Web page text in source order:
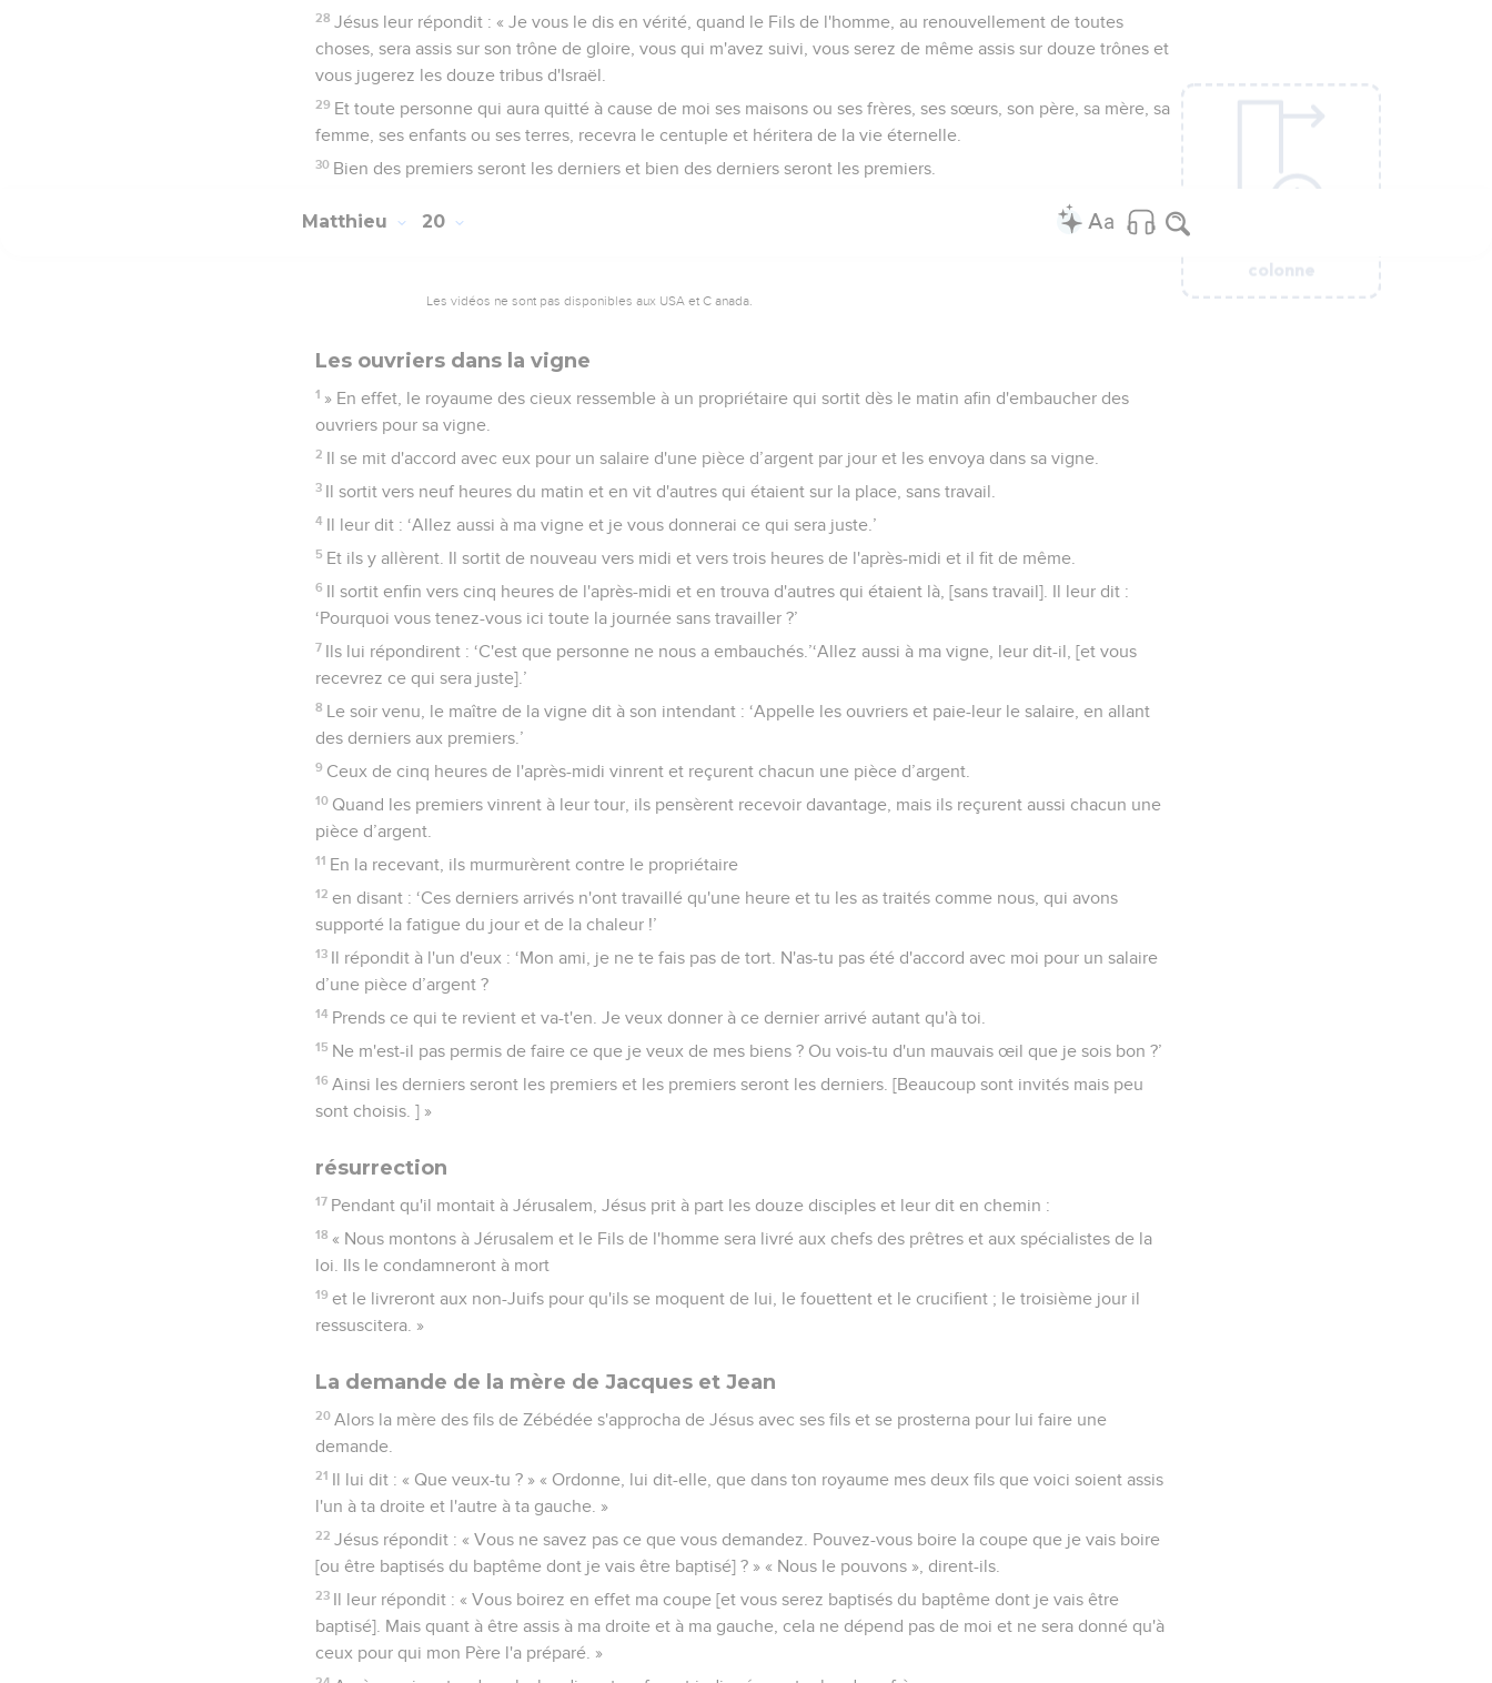
colonne
28 Jésus leur répondit : « Je vous le dis en vérité, quand le Fils de l'homme, au renouvellement de toutes
choses, sera assis sur son trône de gloire, vous qui m'avez suivi, vous serez de même assis sur douze trônes et
vous jugerez les douze tribus d'Israël.
29 Et toute personne qui aura quitté à cause de moi ses maisons ou ses frères, ses sœurs, son père, sa mère, sa
femme, ses enfants ou ses terres, recevra le centuple et héritera de la vie éternelle.
30 Bien des premiers seront les derniers et bien des derniers seront les premiers.
colonne
Matthieu 20
Les vidéos ne sont pas disponibles aux USA et C anada.
Les ouvriers dans la vigne
1 » En effet, le royaume des cieux ressemble à un propriétaire qui sortit dès le matin afin d'embaucher des
ouvriers pour sa vigne.
2 Il se mit d'accord avec eux pour un salaire d'une pièce d’argent par jour et les envoya dans sa vigne.
3 Il sortit vers neuf heures du matin et en vit d'autres qui étaient sur la place, sans travail.
4 Il leur dit : ‘Allez aussi à ma vigne et je vous donnerai ce qui sera juste.’
5 Et ils y allèrent. Il sortit de nouveau vers midi et vers trois heures de l'après-midi et il fit de même.
6 Il sortit enfin vers cinq heures de l'après-midi et en trouva d'autres qui étaient là, [sans travail]. Il leur dit :
‘Pourquoi vous tenez-vous ici toute la journée sans travailler ?’
7 Ils lui répondirent : ‘C'est que personne ne nous a embauchés.’‘Allez aussi à ma vigne, leur dit-il, [et vous
recevrez ce qui sera juste].’
8 Le soir venu, le maître de la vigne dit à son intendant : ‘Appelle les ouvriers et paie-leur le salaire, en allant
des derniers aux premiers.’
9 Ceux de cinq heures de l'après-midi vinrent et reçurent chacun une pièce d’argent.
10 Quand les premiers vinrent à leur tour, ils pensèrent recevoir davantage, mais ils reçurent aussi chacun une
pièce d’argent.
11 En la recevant, ils murmurèrent contre le propriétaire
12 en disant : ‘Ces derniers arrivés n'ont travaillé qu'une heure et tu les as traités comme nous, qui avons
supporté la fatigue du jour et de la chaleur !’
13 Il répondit à l'un d'eux : ‘Mon ami, je ne te fais pas de tort. N'as-tu pas été d'accord avec moi pour un salaire
d’une pièce d’argent ?
14 Prends ce qui te revient et va-t'en. Je veux donner à ce dernier arrivé autant qu'à toi.
15 Ne m'est-il pas permis de faire ce que je veux de mes biens ? Ou vois-tu d'un mauvais œil que je sois bon ?’
16 Ainsi les derniers seront les premiers et les premiers seront les derniers. [Beaucoup sont invités mais peu
sont choisis. ] »
résurrection
17 Pendant qu'il montait à Jérusalem, Jésus prit à part les douze disciples et leur dit en chemin :
18 « Nous montons à Jérusalem et le Fils de l'homme sera livré aux chefs des prêtres et aux spécialistes de la
loi. Ils le condamneront à mort
19 et le livreront aux non-Juifs pour qu'ils se moquent de lui, le fouettent et le crucifient ; le troisième jour il
ressuscitera. »
La demande de la mère de Jacques et Jean
20 Alors la mère des fils de Zébédée s'approcha de Jésus avec ses fils et se prosterna pour lui faire une
demande.
21 Il lui dit : « Que veux-tu ? » « Ordonne, lui dit-elle, que dans ton royaume mes deux fils que voici soient assis
l'un à ta droite et l'autre à ta gauche. »
22 Jésus répondit : « Vous ne savez pas ce que vous demandez. Pouvez-vous boire la coupe que je vais boire
[ou être baptisés du baptême dont je vais être baptisé] ? » « Nous le pouvons », dirent-ils.
23 Il leur répondit : « Vous boirez en effet ma coupe [et vous serez baptisés du baptême dont je vais être
baptisé]. Mais quant à être assis à ma droite et à ma gauche, cela ne dépend pas de moi et ne sera donné qu'à
ceux pour qui mon Père l'a préparé. »
colonne
colonne
colonne
colonne